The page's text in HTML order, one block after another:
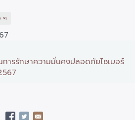
ๆ
การรักษาความมั่นคงปลอดภัยไซเบอร์